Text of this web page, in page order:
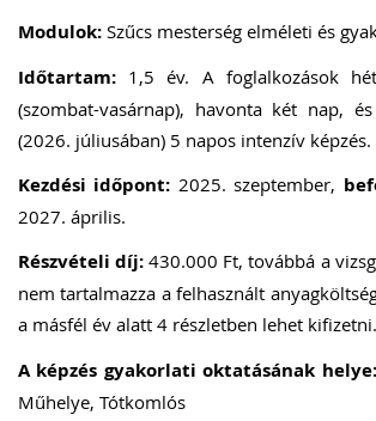
Modulok: Szűcs mesterség elméleti és
Időtartam: 1,5 év. A foglalkozások
(szombat-vasárnap), havonta két nap,
(2026. júliusában) 5 napos intenzív képzés.
Kezdési időpont: 2025. szeptember,
2027. április.
Részvételi díj: 430.000 Ft, továbbá a
nem tartalmazza a felhasznált
a másfél év alatt 4 részletben lehet kifizetni.
A képzés gyakorlati oktatásának helye:
Műhelye, Tótkomlós